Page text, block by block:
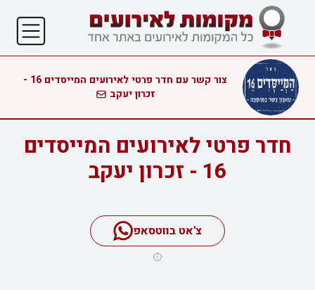
צור קשר עם חדר פרטי לאירועים המייסדים 16 -
זכרון יעקב
חדר פרטי לאירועים המייסדים
16 - זכרון יעקב
צ'אט בווטסאפ